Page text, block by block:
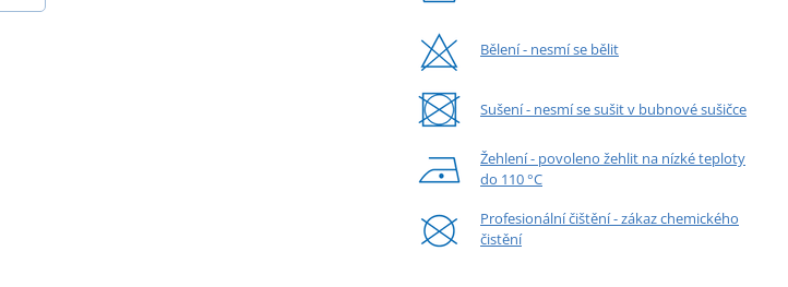
Bělení - nesmí se bělit
Sušení - nesmí se sušit v bubnové sušičce
Žehlení - povoleno žehlit na nízké teploty
do 110 °C
Profesionální čištění - zákaz chemického
čistění